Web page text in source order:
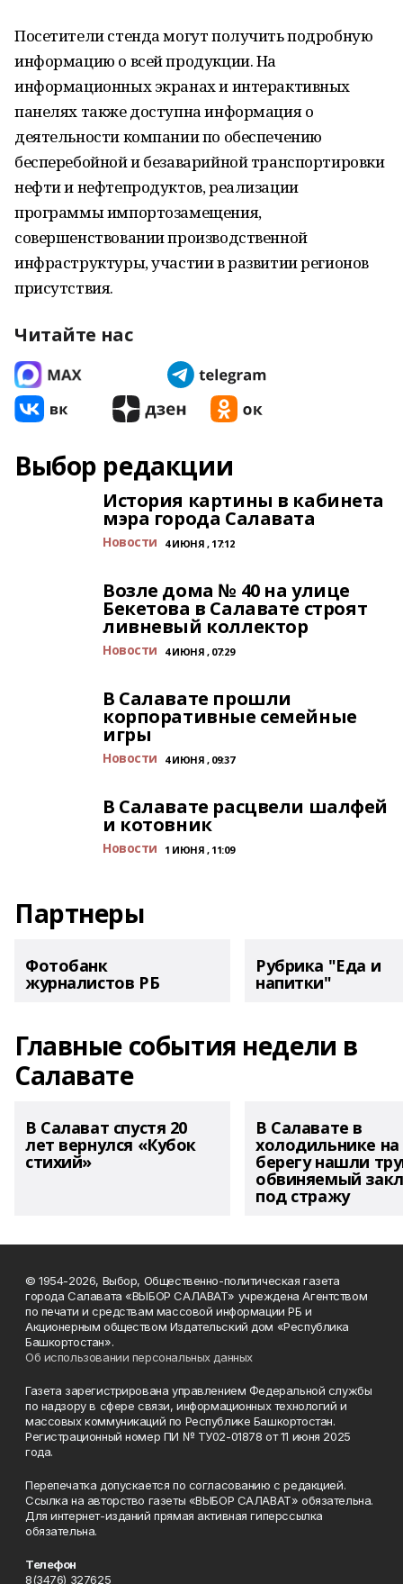
Посетители стенда могут получить подробную
информацию о всей продукции. На
информационных экранах и интерактивных
панелях также доступна информация о
деятельности компании по обеспечению
бесперебойной и безаварийной транспортировки
нефти и нефтепродуктов, реализации
программы импортозамещения,
совершенствовании производственной
инфраструктуры, участии в развитии регионов
присутствия.
Читайте нас
Выбор редакции
История картины в кабинета
мэра города Салавата
Новости 4 ИЮНЯ , 17:12
Возле дома № 40 на улице
Бекетова в Салавате строят
ливневый коллектор
Новости 4 ИЮНЯ , 07:29
В Салавате прошли
корпоративные семейные
игры
Новости 4 ИЮНЯ , 09:37
В Салавате расцвели шалфей
и котовник
Новости 1 ИЮНЯ , 11:09
Партнеры
Фотобанк
журналистов РБ
Рубрика "Еда и
напитки"
Главные события недели в
Салавате
В Салават спустя 20
лет вернулся «Кубок
стихий»
В Салавате в
холодильнике на
берегу нашли
обвиняемый
под стражу
© 1954-2026, Выбор, Общественно-политическая газета
города Салавата «ВЫБОР САЛАВАТ» учреждена Агентством
по печати и средствам массовой информации РБ и
Акционерным обществом Издательский дом «Республика
Башкортостан».
Об использовании персональных данных
Газета зарегистрирована управлением Федеральной службы
по надзору в сфере связи, информационных технологий и
массовых коммуникаций по Республике Башкортостан.
Регистрационный номер ПИ № ТУ02-01878 от 11 июня 2025
года.
Перепечатка допускается по согласованию с редакцией.
Ссылка на авторство газеты «ВЫБОР САЛАВАТ» обязательна.
Для интернет-изданий прямая активная гиперссылка
обязательна.
Телефон
8(3476) 327625